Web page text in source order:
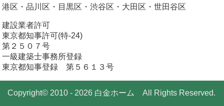
港区・品川区・目黒区・渋谷区・大田区・世田谷区
建設業者許可
東京都知事許可(特-24)
第２５０７号
一級建築士事務所登録
東京都知事登録 第５６１３号
Copyright© 2010 - 2026 白金ホーム All Rights Reserved.